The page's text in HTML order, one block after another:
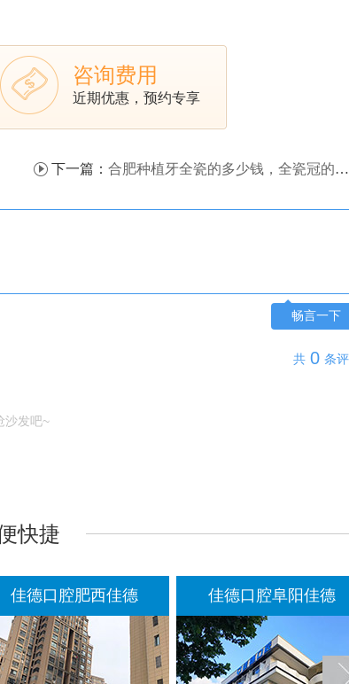
咨询费用
近期优惠，预约专享
下一篇： 合肥种植牙全瓷的多少钱，全瓷冠的这3个优点，你心动了吗？
畅言一下
共 0 条
沙发吧~
快捷
佳德口腔肥西佳德 佳德口腔阜阳佳德